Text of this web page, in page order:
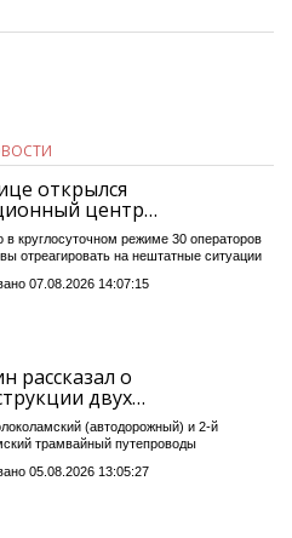
открылся
центр…
в круглосуточном режиме 30 операторов
отреагировать на нештатные ситуации
07.08.2026 14:07:15
рассказал о
двух…
(автодорожный) и 2-й
трамвайный путепроводы
05.08.2026 13:05:27